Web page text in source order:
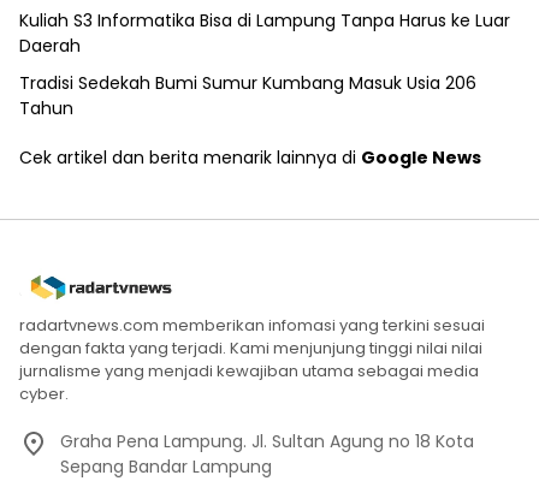
Kuliah S3 Informatika Bisa di Lampung Tanpa Harus ke Luar
Daerah
Tradisi Sedekah Bumi Sumur Kumbang Masuk Usia 206
Tahun
Cek artikel dan berita menarik lainnya di Google News
radartvnews.com memberikan infomasi yang terkini sesuai
dengan fakta yang terjadi. Kami menjunjung tinggi nilai nilai
jurnalisme yang menjadi kewajiban utama sebagai media
cyber.
Graha Pena Lampung. Jl. Sultan Agung no 18 Kota
Sepang Bandar Lampung